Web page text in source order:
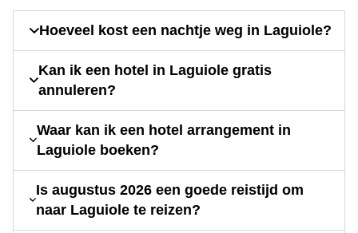
Hoeveel kost een nachtje weg in Laguiole?
Kan ik een hotel in Laguiole gratis
annuleren?
Waar kan ik een hotel arrangement in
Laguiole boeken?
Is augustus 2026 een goede reistijd om
naar Laguiole te reizen?